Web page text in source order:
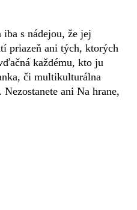
iba s nádejou, že jej
priazeň ani tých, ktorých
každému, kto ju
či multikulturálna
ani Na hrane,